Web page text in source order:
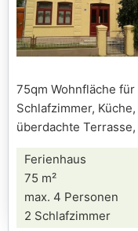
75qm Wohnfläche
Schlafzimmer,
überdachte
Ferienhaus
75 m²
max. 4 Personen
2 Schlafzimmer